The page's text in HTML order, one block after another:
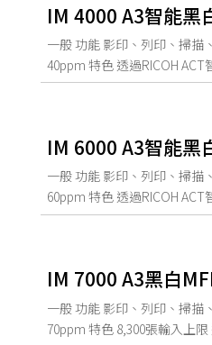
IM 4000 A3智能黑
一般 功能 影印、列印、掃描
40ppm 特色 透過RICOH
IM 6000 A3智能黑
一般 功能 影印、列印、掃描
60ppm 特色 透過RICOH
IM 7000 A3黑白
一般 功能 影印、列印、掃描
70ppm 特色 8,300張輸入上